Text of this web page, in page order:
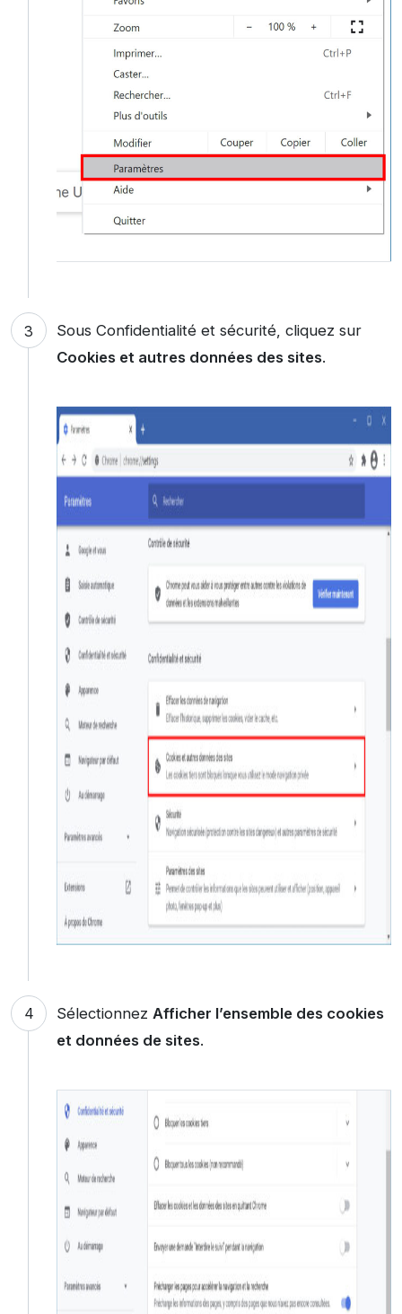
Sous Confidentialité et sécurité, cliquez sur
Cookies et autres données des sites.
Sélectionnez Afficher l’ensemble des cookies
et données de sites.